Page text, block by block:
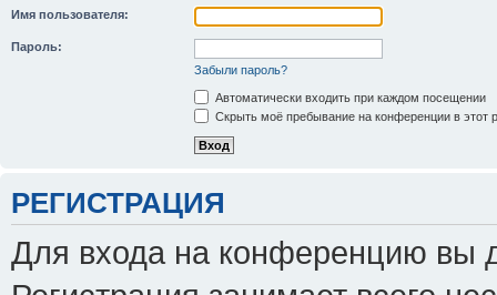
Имя пользователя:
Пароль:
Забыли пароль?
Автоматически входить при каждом посещении
Скрыть моё пребывание на конференции в этот
РЕГИСТРАЦИЯ
Для входа на конференцию вы